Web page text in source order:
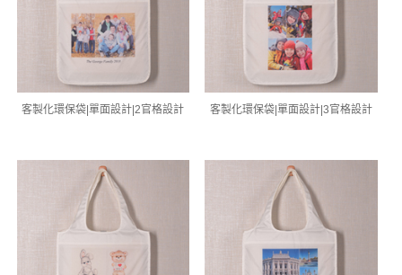
客製化環保袋|單面設計|2官格設計 客製化環保袋|單面設計|3官格設計